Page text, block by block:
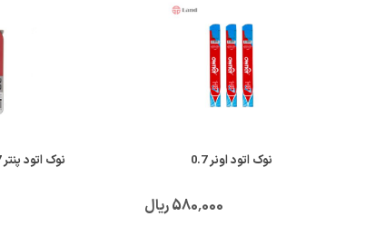
نوک اتود اونر 0.7
580٬000 ریال
نوک اتود پنتر 0.7 مدل PL 208